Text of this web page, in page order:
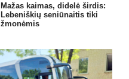
Mažas kaimas, didelė širdis:
Lebeniškių seniūnaitis tiki
žmonėmis